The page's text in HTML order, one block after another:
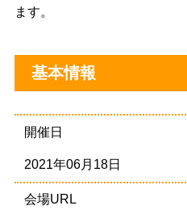
ます。
基本情報
開催日
2021年06月18日
会場URL